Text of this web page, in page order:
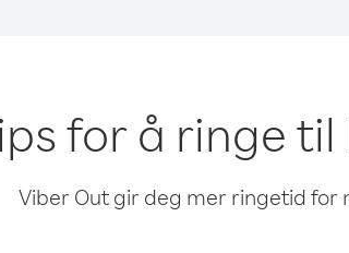
for å ringe
Viber Out gir deg mer ringetid